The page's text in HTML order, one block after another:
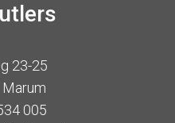
23-25
005